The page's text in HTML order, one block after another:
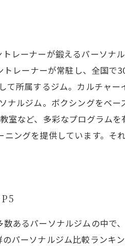
レーナーが鍛えるパーソナ
レーナーが常駐し、全国で
て所属するジム。カルチャー
ナルジム。ボクシングをベー
室など、多彩なプログラムを
ングを提供しています。そ
あるパーソナルジムの中で
パーソナルジム比較ランキ